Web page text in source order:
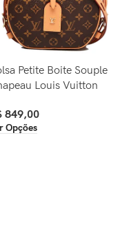
Petite Boite Souple
Louis Vuitton
849,00
Opções